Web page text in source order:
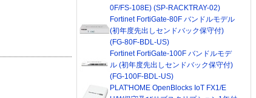
0F/FS-108E) (SP-RACKTRAY-02)
Fortinet FortiGate-80F バンドルモデル
(初年度先出しセンドバック保守付)
(FG-80F-BDL-US)
Fortinet FortiGate-100F バンドルモデ
ル (初年度先出しセンドバック保守付)
(FG-100F-BDL-US)
PLAT'HOME OpenBlocks IoT FX1/E